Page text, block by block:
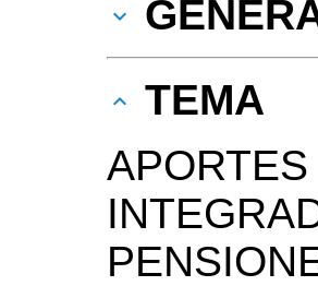
TEMA